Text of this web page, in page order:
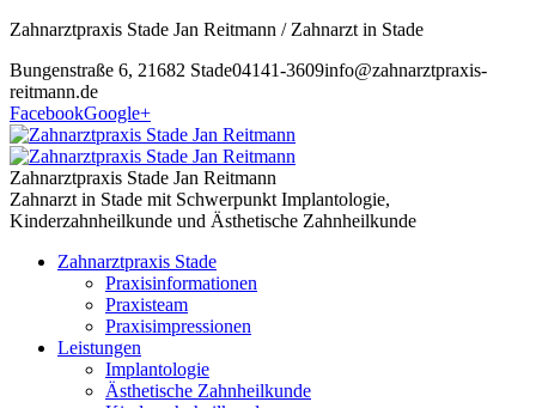
Zahnarztpraxis Stade Jan Reitmann / Zahnarzt in Stade
Bungenstraße 6, 21682 Stade04141-3609info@zahnarztpraxis-
reitmann.de
FacebookGoogle+
Zahnarztpraxis Stade Jan Reitmann
Zahnarzt in Stade mit Schwerpunkt Implantologie,
Kinderzahnheilkunde und Ästhetische Zahnheilkunde
Zahnarztpraxis Stade
Praxisinformationen
Praxisteam
Praxisimpressionen
Leistungen
Implantologie
Ästhetische Zahnheilkunde